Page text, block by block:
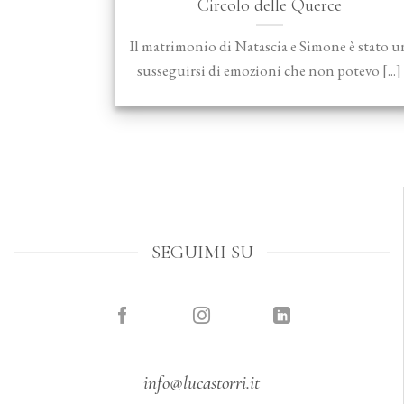
Circolo delle Querce
Il matrimonio di Natascia e Simone è stato
susseguirsi di emozioni che non potevo [...]
SEGUIMI SU
info@lucastorri.it